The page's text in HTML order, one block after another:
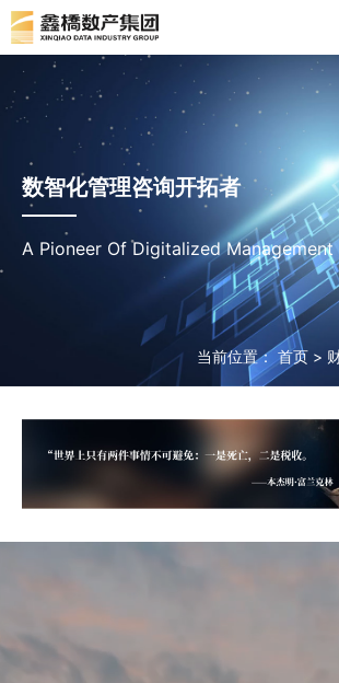
数智化管理咨询开拓者
A Pioneer Of Digitalized Management
当前位置： 首页 >